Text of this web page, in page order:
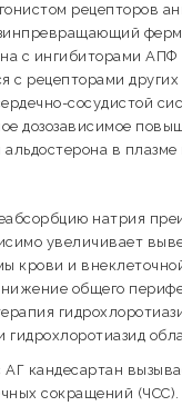
рецепторов
с ингибиторами
с рецепторами
сосудистой
дозозависимое
в плазме
натрия
увеличивает
крови и
общего
гидрохлоротиазид
АГ кандесартан
сокращений